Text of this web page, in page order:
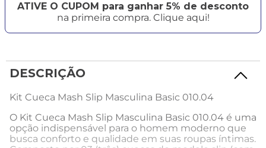
ATIVE O CUPOM para ganhar 5% de desconto
na primeira compra. Clique aqui!
DESCRIÇÃO
Kit Cueca Mash Slip Masculina Basic 010.04
O Kit Cueca Mash Slip Masculina Basic 010.04 é uma
opção indispensável para o homem moderno que
busca conforto e qualidade em suas roupas íntimas.